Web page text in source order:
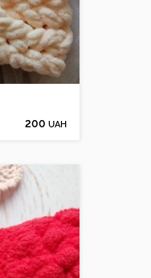
200 UAH